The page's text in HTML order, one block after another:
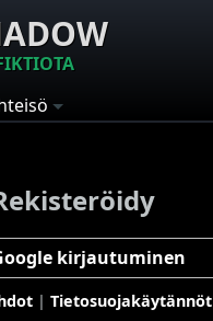
kirjautuminen
| Tietosuojakäytännöt